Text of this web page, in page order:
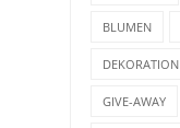
BLUMEN
DEKORATION
GIVE-AWAY